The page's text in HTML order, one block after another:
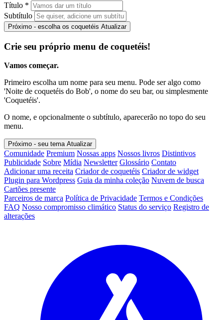
Título *
Subtítulo
Próximo - escolha os coquetéis Atualizar
Crie seu próprio menu de coquetéis!
Vamos começar.
Primeiro escolha um nome para seu menu. Pode ser algo como
'Noite de coquetéis do Bob', o nome do seu bar, ou simplesmente
'Coquetéis'.
O nome, e opcionalmente o subtítulo, aparecerão no topo do seu
menu.
Próximo - seu tema Atualizar
Comunidade Premium Nossas apps Nossos livros Distintivos
Publicidade Sobre Mídia Newsletter Glossário Contato
Adicionar uma receita Criador de coquetéis Criador de widget
Plugin para Wordpress Guia da minha coleção Nuvem de busca
Cartões presente
Parceiros de marca Política de Privacidade Termos e Condições
FAQ Nosso compromisso climático Status do serviço Registro de
alterações